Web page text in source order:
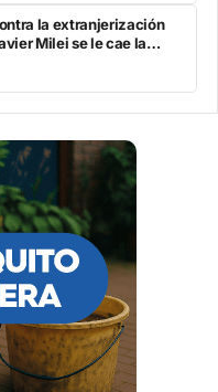
la extranjerización
Milei se le cae la